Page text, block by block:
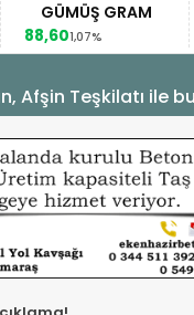
GRAM
1,07%
Afşin Teşkilatı ile